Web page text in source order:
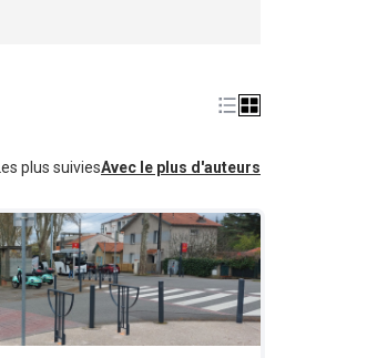
Les plus suiviesAvec le plus d'auteurs